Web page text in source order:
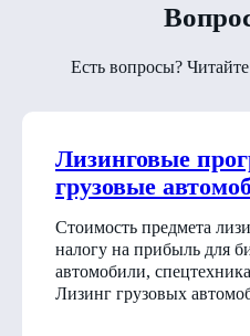
Есть вопросы?
Лизинговые
грузовые
Стоимость предмета
налогу на прибыль для
автомобили,
Лизинг грузовых